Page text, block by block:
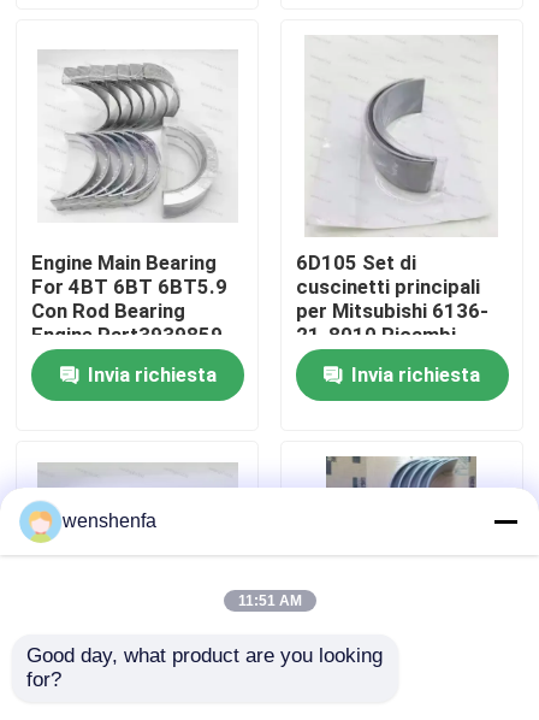
Prodotti
video
Su di noi
Visita alla fabbrica
Controllo della qualità
Contattaci
Notizie
Engine Main Bearing
For 4BT 6BT 6BT5.9
Con Rod Bearing
Engine Part3939859
3802070
Invia richiesta
6D105 Set di
cuscinetti principali
per Mitsubishi 6136-
21-8010 Ricambi
Cuscinetti per motori
diesel Invia richiesta
Cuscinetto principale
wenshenfa
11:51 AM
Good day, what product are you looking
for?